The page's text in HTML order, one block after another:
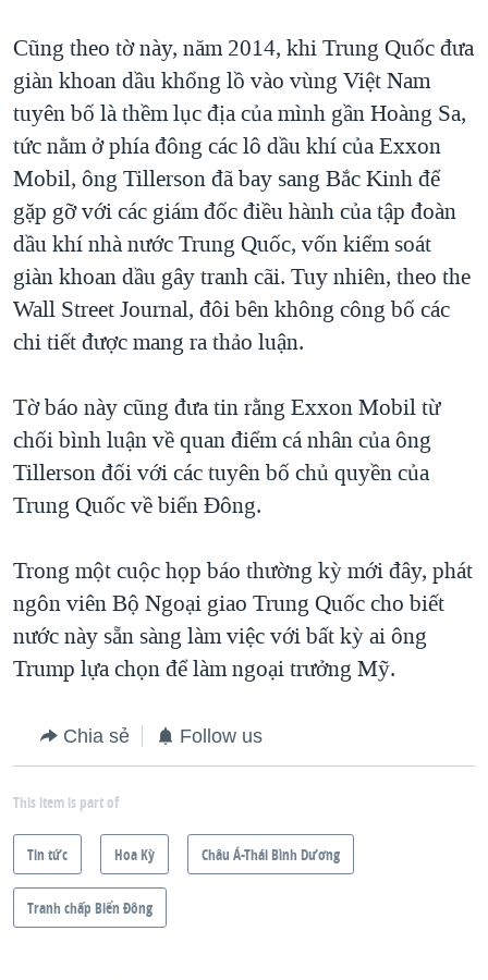
Cũng theo tờ này, năm 2014, khi Trung Quốc đưa
giàn khoan dầu khổng lồ vào vùng Việt Nam
tuyên bố là thềm lục địa của mình gần Hoàng Sa,
tức nằm ở phía đông các lô dầu khí của Exxon
Mobil, ông Tillerson đã bay sang Bắc Kinh để
gặp gỡ với các giám đốc điều hành của tập đoàn
dầu khí nhà nước Trung Quốc, vốn kiểm soát
giàn khoan dầu gây tranh cãi. Tuy nhiên, theo the
Wall Street Journal, đôi bên không công bố các
chi tiết được mang ra thảo luận.
Tờ báo này cũng đưa tin rằng Exxon Mobil từ
chối bình luận về quan điểm cá nhân của ông
Tillerson đối với các tuyên bố chủ quyền của
Trung Quốc về biển Đông.
Trong một cuộc họp báo thường kỳ mới đây, phát
ngôn viên Bộ Ngoại giao Trung Quốc cho biết
nước này sẵn sàng làm việc với bất kỳ ai ông
Trump lựa chọn để làm ngoại trưởng Mỹ.
Chia sẻ Follow us
This item is part of
Tin tức Hoa Kỳ Châu Á-Thái Bình Dương
Tranh chấp Biển Đông